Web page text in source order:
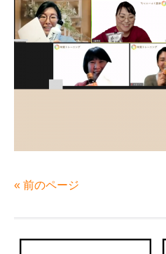
« 前のページ